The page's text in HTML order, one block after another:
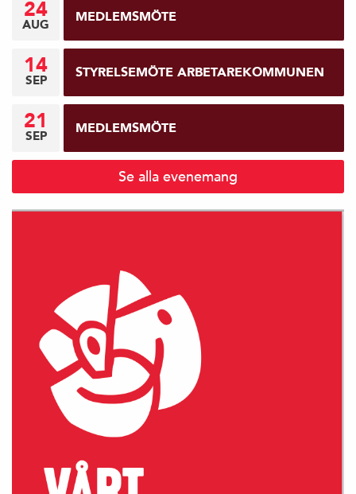
24
AUG MEDLEMSMÖTE
14
SEP STYRELSEMÖTE ARBETAREKOMMUNEN
21
SEP MEDLEMSMÖTE
Se alla evenemang